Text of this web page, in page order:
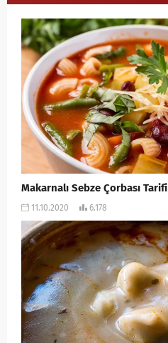
Makarnalı Sebze Çorbası Tarifi
11.10.2020 6.178